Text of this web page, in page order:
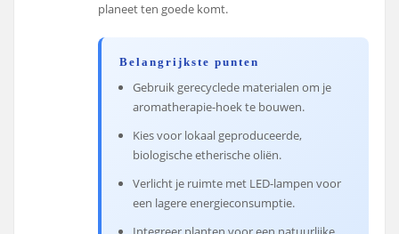
planeet ten goede komt.
Belangrijkste punten
Gebruik gerecyclede materialen om je
aromatherapie-hoek te bouwen.
Kies voor lokaal geproduceerde,
biologische etherische oliën.
Verlicht je ruimte met LED-lampen voor
een lagere energieconsumptie.